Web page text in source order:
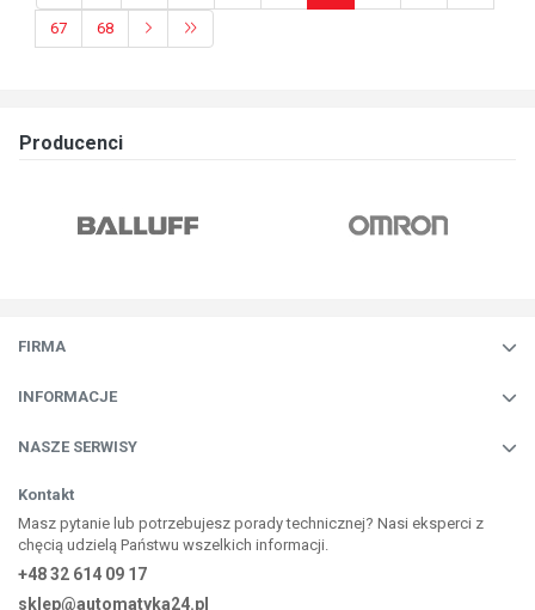
67 68
Producenci
FIRMA
INFORMACJE
NASZE SERWISY
Kontakt
Masz pytanie lub potrzebujesz porady technicznej? Nasi eksperci z
chęcią udzielą Państwu wszelkich informacji.
+48 32 614 09 17
sklep@automatyka24.pl